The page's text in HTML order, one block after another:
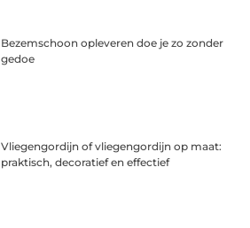
Bezemschoon opleveren doe je zo zonder
gedoe
Vliegengordijn of vliegengordijn op maat:
praktisch, decoratief en effectief